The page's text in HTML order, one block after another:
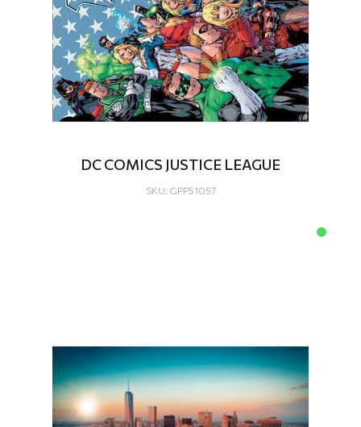
DC COMICS JUSTICE LEAGUE
SKU: GPP51057